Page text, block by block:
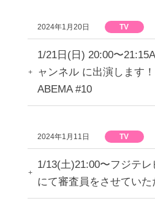
2024年1月20日 TV
1/21日(日) 20:00〜
ャンネル に出演します
ABEMA #10
2024年1月11日 TV
1/13(土)21:00〜フジテレ
にて審査員をさせていた